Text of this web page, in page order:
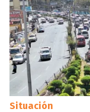
Situación